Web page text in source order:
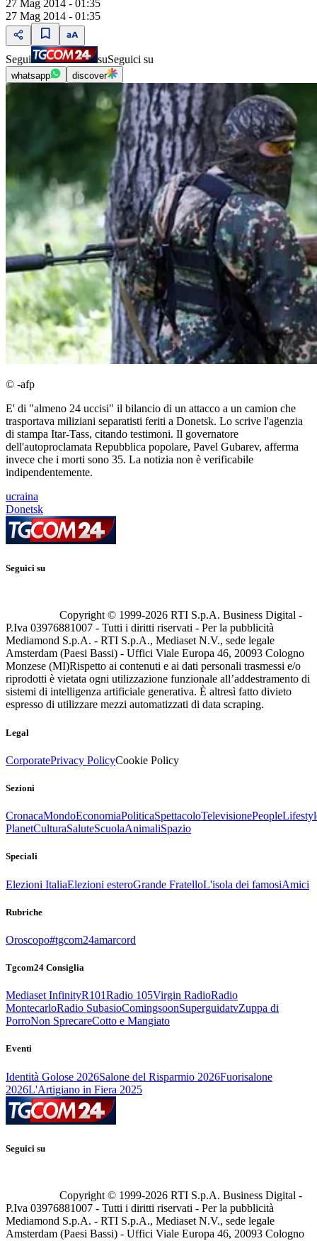
27 Mag 2014 - 01:35
27 Mag 2014 - 01:35
Segui suSeguici su
whatsapp discover
© -afp
E' di "almeno 24 uccisi" il bilancio di un attacco a un camion che
trasportava miliziani separatisti feriti a Donetsk. Lo scrive l'agenzia
di stampa Itar-Tass, citando testimoni. Il governatore
dell'autoproclamata Repubblica popolare, Pavel Gubarev, afferma
invece che i morti sono 35. La notizia non è verificabile
indipendentemente.
ucraina
Donetsk
Seguici su
Copyright © 1999-2026 RTI S.p.A. Business Digital -
P.Iva 03976881007 - Tutti i diritti riservati - Per la pubblicità
Mediamond S.p.A. - RTI S.p.A., Mediaset N.V., sede legale
Amsterdam (Paesi Bassi) - Uffici Viale Europa 46, 20093 Cologno
Monzese (MI)Rispetto ai contenuti e ai dati personali trasmessi e/o
riprodotti è vietata ogni utilizzazione funzionale all’addestramento di
sistemi di intelligenza artificiale generativa. È altresì fatto divieto
espresso di utilizzare mezzi automatizzati di data scraping.
Legal
CorporatePrivacy PolicyCookie Policy
Sezioni
CronacaMondoEconomiaPoliticaSpettacoloTelevisionePeople
PlanetCulturaSaluteScuolaAnimaliSpazio
Speciali
Elezioni ItaliaElezioni esteroGrande FratelloL'isola dei famosiAmici
Rubriche
Oroscopo#tgcom24amarcord
Tgcom24 Consiglia
Mediaset InfinityR101Radio 105Virgin RadioRadio
MontecarloRadio SubasioComingsoonSuperguidatvZuppa di
PorroNon SprecareCotto e Mangiato
Eventi
Identità Golose 2026Salone del Risparmio 2026Fuorisalone
2026L'Artigiano in Fiera 2025
Seguici su
Copyright © 1999-2026 RTI S.p.A. Business Digital -
P.Iva 03976881007 - Tutti i diritti riservati - Per la pubblicità
Mediamond S.p.A. - RTI S.p.A., Mediaset N.V., sede legale
Amsterdam (Paesi Bassi) - Uffici Viale Europa 46, 20093 Cologno